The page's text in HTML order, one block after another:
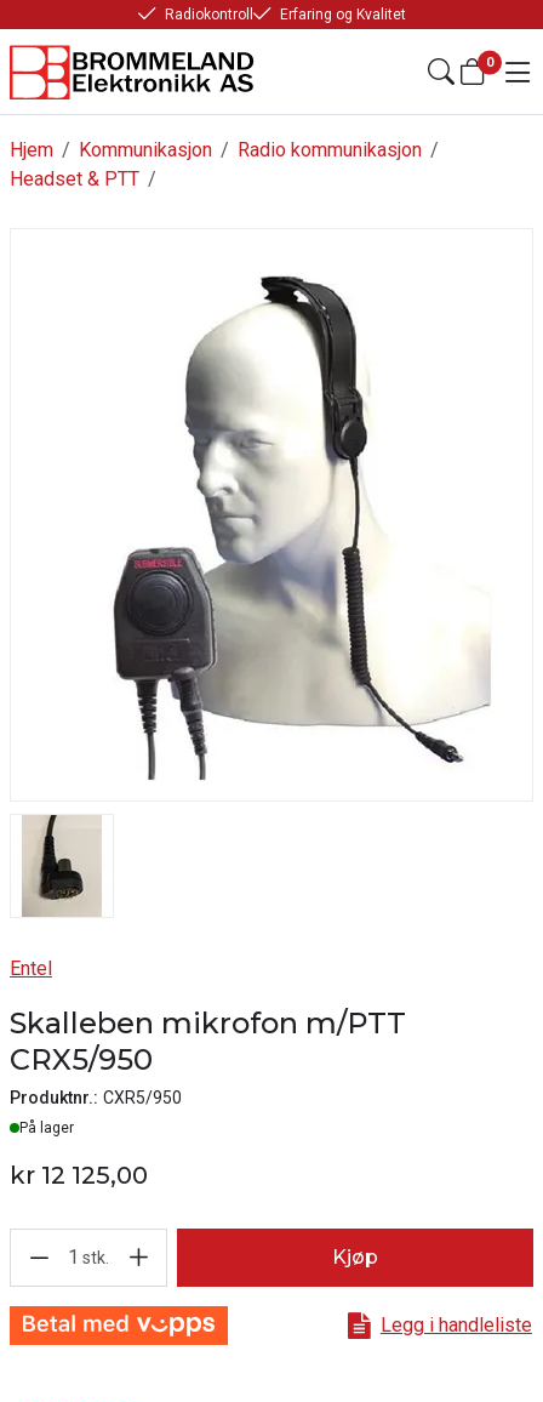
Radiokontroll Erfaring og Kvalitet
0
/
Hjem /
Kommunikasjon /
Radio kommunikasjon
/
Headset & PTT
Entel
Skalleben mikrofon m/PTT
CRX5/950
Produktnr.: CXR5/950
Lager
På lager
kr 12 125,00
1 stk. Kjøp
Legg i handleliste